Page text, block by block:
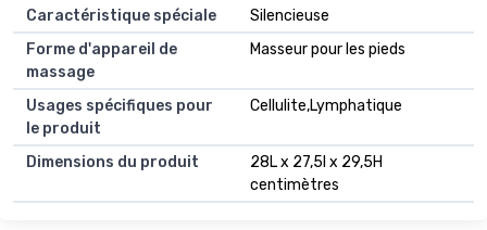
Caractéristique spéciale
Silencieuse
Forme d'appareil de
massage
Masseur pour les pieds
Usages spécifiques pour
le produit
Cellulite,Lymphatique
Dimensions du produit
28L x 27,5l x 29,5H
centimètres